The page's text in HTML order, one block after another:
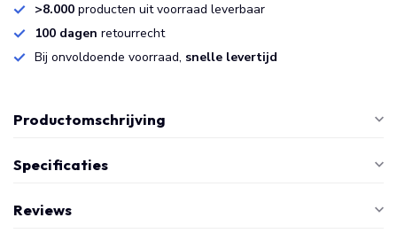
>8.000 producten uit voorraad leverbaar
100 dagen retourrecht
Bij onvoldoende voorraad, snelle levertijd
Productomschrijving
Specificaties
Reviews